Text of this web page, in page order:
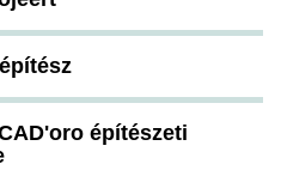
építészeti